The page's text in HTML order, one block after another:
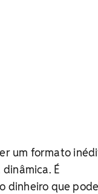
um formato
É
dinheiro que